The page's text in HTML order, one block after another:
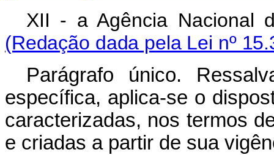
XII - a Agência Nacional
(Redação dada pela Lei nº
Parágrafo único.
específica, aplica-se o
caracterizadas, nos termos
e criadas a partir de sua